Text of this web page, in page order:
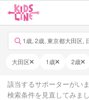
1歳, 2歳, 東京都大田区,
大田区 1歳 2歳
該当するサポーターがいま
検索条件を見直してみまし